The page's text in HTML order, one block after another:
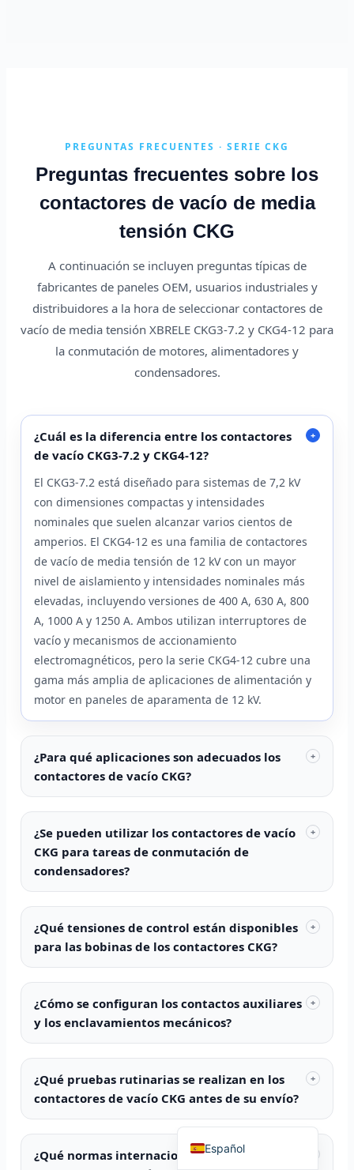
PREGUNTAS FRECUENTES · SERIE CKG
Preguntas frecuentes sobre los
contactores de vacío de media
tensión CKG
A continuación se incluyen preguntas típicas de
fabricantes de paneles OEM, usuarios industriales y
distribuidores a la hora de seleccionar contactores de
vacío de media tensión XBRELE CKG3-7.2 y CKG4-12 para
la conmutación de motores, alimentadores y
condensadores.
¿Cuál es la diferencia entre los contactores
de vacío CKG3-7.2 y CKG4-12?
+
El CKG3-7.2 está diseñado para sistemas de 7,2 kV
con dimensiones compactas y intensidades
nominales que suelen alcanzar varios cientos de
amperios. El CKG4-12 es una familia de contactores
de vacío de media tensión de 12 kV con un mayor
nivel de aislamiento y intensidades nominales más
elevadas, incluyendo versiones de 400 A, 630 A, 800
A, 1000 A y 1250 A. Ambos utilizan interruptores de
vacío y mecanismos de accionamiento
electromagnéticos, pero la serie CKG4-12 cubre una
gama más amplia de aplicaciones de alimentación y
motor en paneles de aparamenta de 12 kV.
¿Para qué aplicaciones son adecuados los
contactores de vacío CKG?
+
¿Se pueden utilizar los contactores de vacío
CKG para tareas de conmutación de
condensadores?
+
¿Qué tensiones de control están disponibles
para las bobinas de los contactores CKG?
+
¿Cómo se configuran los contactos auxiliares
y los enclavamientos mecánicos?
+
¿Qué pruebas rutinarias se realizan en los
contactores de vacío CKG antes de su envío?
+
¿Qué normas internacionales se aplican a los
Español
English
हिन्दी
தமிழ்
Français
Deutsch